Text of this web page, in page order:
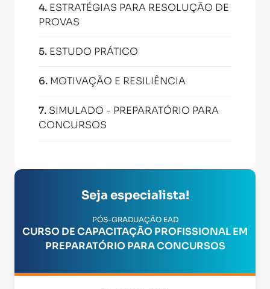
4. ESTRATÉGIAS PARA RESOLUÇÃO DE
PROVAS
5. ESTUDO PRÁTICO
6. MOTIVAÇÃO E RESILIÊNCIA
7. SIMULADO - PREPARATÓRIO PARA
CONCURSOS
Seja especialista!
PÓS-GRADUAÇÃO EAD
CURSO DE CAPACITAÇÃO PROFISSIONAL EM
PREPARATÓRIO PARA CONCURSOS